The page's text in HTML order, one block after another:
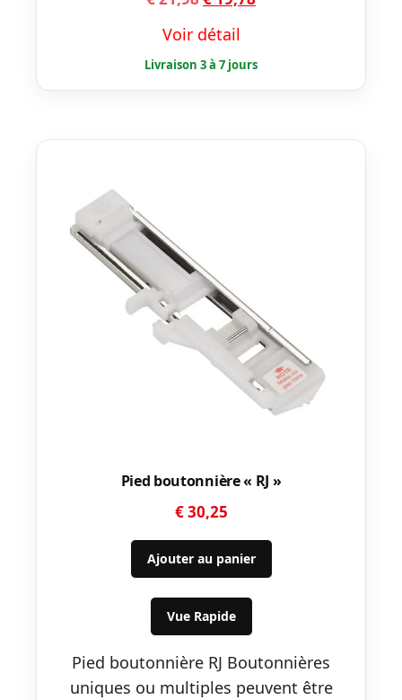
initial
était :
€ 21,98.
est :
€ 19,78.
Voir détail
Pied boutonnière « RJ »
€30,25
Ajouter au panier
Vue Rapide
Pied boutonnière RJ Boutonnières
uniques ou multiples peuvent être